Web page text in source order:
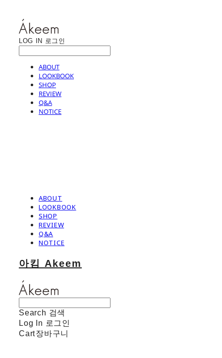
LOG IN 로그인
ABOUT
LOOKBOOK
SHOP
REVIEW
Q&A
NOTICE
ABOUT
LOOKBOOK
SHOP
REVIEW
Q&A
NOTICE
아킴 Akeem
Search 검색
Log In 로그인
Cart장바구니